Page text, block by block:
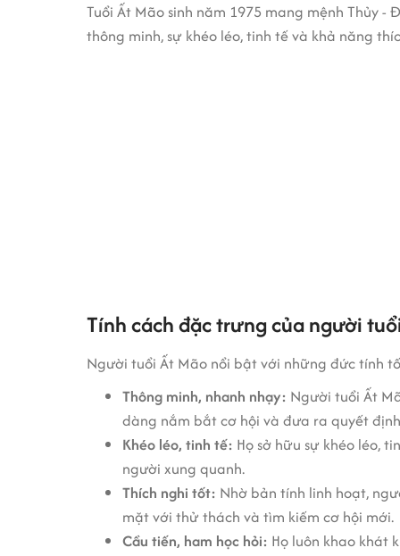
Tuổi Ất Mão sinh năm 1975 mang mệnh Thủy
thông minh, sự khéo léo, tinh tế và khả năng
Tính cách đặc trưng của người
Người tuổi Ất Mão nổi bật với những đức tính
Thông minh, nhanh nhạy: Người tuổi Ất
dàng nắm bắt cơ hội và đưa ra quyết
Khéo léo, tinh tế: Họ sở hữu sự khéo léo,
người xung quanh.
Thích nghi tốt: Nhờ bản tính linh hoạt,
mặt với thử thách và tìm kiếm cơ hội mới.
Cầu tiến, ham học hỏi: Họ luôn khao khát